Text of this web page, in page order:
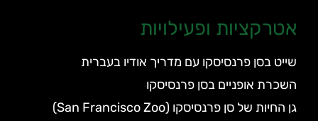
אטרקציות ופעילויות
שייט בסן פרנסיסקו עם מדריך אודיו בעברית
השכרת אופניים בסן פרנסיסקו
גן החיות של סן פרנסיסקו (San Francisco Zoo)